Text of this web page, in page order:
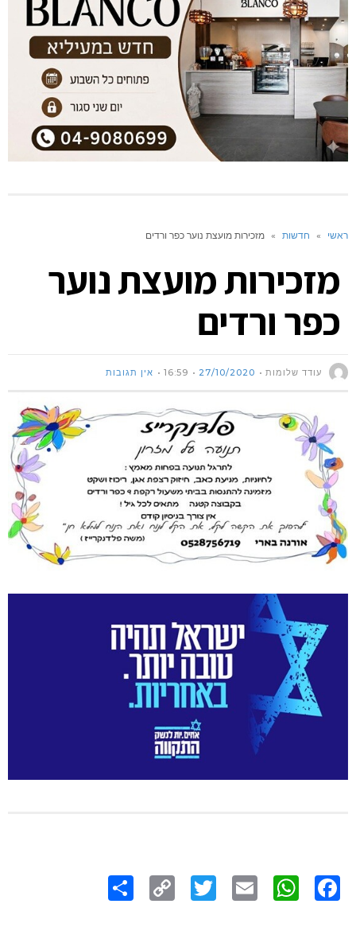
ראשי » חדשות » מזכירות מועצת נוער כפר ורדים
מזכירות מועצת נוער
כפר ורדים
עודד שלומות 27/10/2020
16:59 אין תגובות
Link